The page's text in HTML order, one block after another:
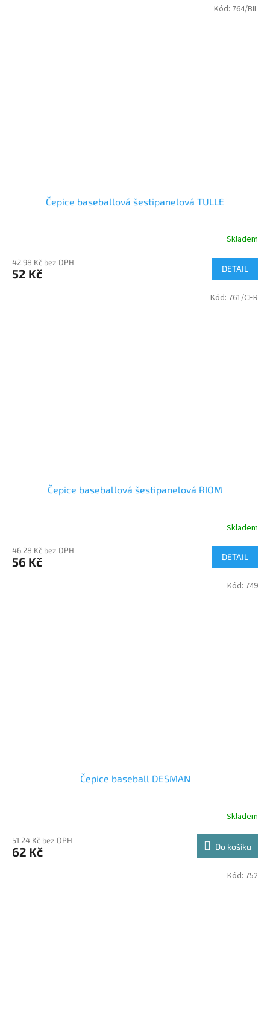
Čepice baseballová šestipanelová TULLE
Skladem
42,98 Kč bez DPH
52 Kč DETAIL
Kód: 764/BIL
Čepice baseballová šestipanelová RIOM
Skladem
46,28 Kč bez DPH
56 Kč DETAIL
Kód: 761/CER
Čepice baseball DESMAN
Skladem
51,24 Kč bez DPH
62 Kč Do košíku
Kód: 749
Kód: 752